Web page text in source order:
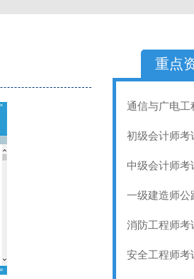
重点
通信与广电工
初级会计师考
中级会计师考
一级建造师公
消防工程师考
安全工程师考